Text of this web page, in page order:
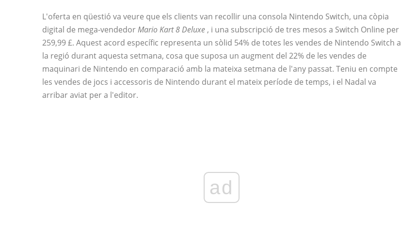
L'oferta en qüestió va veure que els clients van recollir una consola Nintendo Switch, una còpia
digital de mega-vendedorMario Kart 8 Deluxe , i una subscripció de tres mesos a Switch Online per
259,99 £. Aquest acord específic representa un sòlid 54% de totes les vendes de Nintendo Switch a
la regió durant aquesta setmana, cosa que suposa un augment del 22% de les vendes de
maquinari de Nintendo en comparació amb la mateixa setmana de l'any passat. Teniu en compte
les vendes de jocs i accessoris de Nintendo durant el mateix període de temps, i el Nadal va
arribar aviat per a l'editor.
ad